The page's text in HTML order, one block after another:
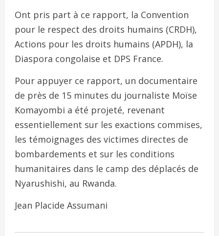
Ont pris part à ce rapport, la Convention
pour le respect des droits humains (CRDH),
Actions pour les droits humains (APDH), la
Diaspora congolaise et DPS France.
Pour appuyer ce rapport, un documentaire
de près de 15 minutes du journaliste Moïse
Komayombi a été projeté, revenant
essentiellement sur les exactions commises,
les témoignages des victimes directes de
bombardements et sur les conditions
humanitaires dans le camp des déplacés de
Nyarushishi, au Rwanda.
Jean Placide Assumani